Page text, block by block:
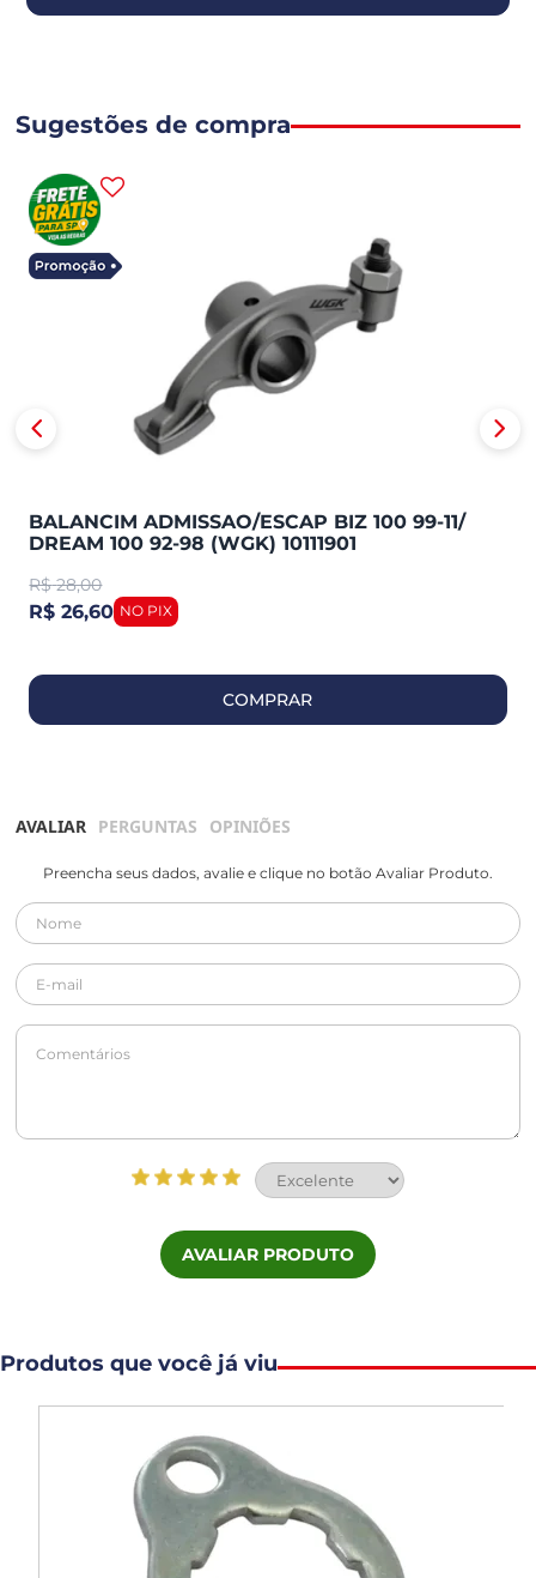
Sugestões de compra
BALANCIM ADMISSAO/ESCAP BIZ 100 99-11/
DREAM 100 92-98 (WGK) 10111901
R$ 28,00
R$ 26,60
COMPRAR
AVALIAR PERGUNTAS OPINIÕES
Preencha seus dados, avalie e clique no botão Avaliar Produto.
AVALIAR PRODUTO
Produtos que você já viu